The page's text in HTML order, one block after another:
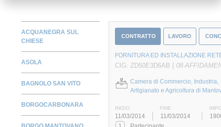
ACQUANEGRA SUL
CHIESE
ASOLA
BAGNOLO SAN VITO
BORGOCARBONARA
CONTRATTO LAVORO
FORNITURA ED INSTALLAZIONE
CIG: ZD50E3D6AB | 08-
Camera di Commercio, Industria,
Artigianato e Agricoltura di
INIZIO FINE
11/03/2014 11/03/2014